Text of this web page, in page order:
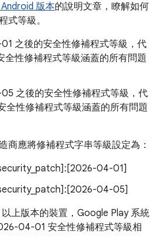
版本的說明文章，瞭解如何
式等級。
之後的安全性修補程式等級，代
性修補程式等級涵蓋的所有問題
之後的安全性修補程式等級，代
性修補程式等級涵蓋的所有問題
商應將修補程式字串等級設定為：
04-01]
04-05]
上版本的裝置，Google Play 系統
04-01 安全性修補程式等級相